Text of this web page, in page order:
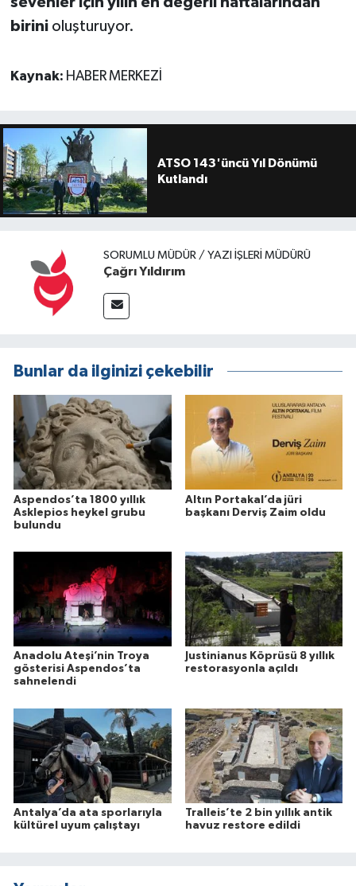
birinioluşturuyor.
Kaynak: HABER MERKEZİ
ATSO 143'üncü Yıl Dönümü
Kutlandı
SORUMLU MÜDÜR / YAZI İŞLERI MÜDÜRÜ
Çağrı Yıldırım
Bunlar da ilginizi çekebilir
Aspendos’ta 1800 yıllık
Asklepios heykel grubu
bulundu
Altın Portakal’da jüri
başkanı Derviş Zaim oldu
Anadolu Ateşi’nin Troya
gösterisi Aspendos’ta
sahnelendi
Justinianus Köprüsü 8 yıllık
restorasyonla açıldı
Antalya’da ata sporlarıyla
kültürel uyum çalıştayı
Tralleis’te 2 bin yıllık antik
havuz restore edildi